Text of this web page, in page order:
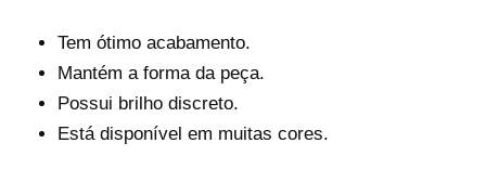
Tem ótimo acabamento.
Mantém a forma da peça.
Possui brilho discreto.
Está disponível em muitas cores.